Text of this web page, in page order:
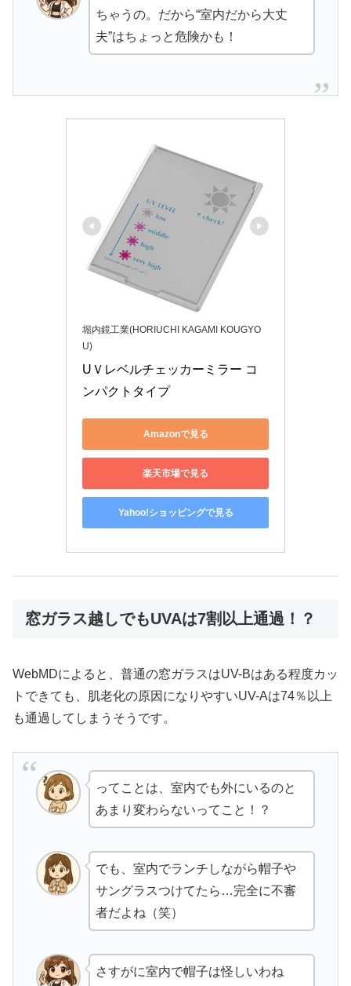
ちゃうの。だから“室内だから大丈
夫”はちょっと危険かも！
堀内鏡工業(HORIUCHI KAGAMI KOUGYO
U)
UＶレベルチェッカーミラー コ
ンパクトタイプ
Amazonで見る
楽天市場で見る
Yahoo!ショッピングで見る
窓ガラス越しでもUVAは7割以上通過！？
WebMDによると、普通の窓ガラスはUV-Bはある程度カッ
トできても、肌老化の原因になりやすいUV-Aは74％以上
も通過してしまうそうです。
ってことは、室内でも外にいるのと
あまり変わらないってこと！？
でも、室内でランチしながら帽子や
サングラスつけてたら…完全に不審
者だよね（笑）
さすがに室内で帽子は怪しいわね